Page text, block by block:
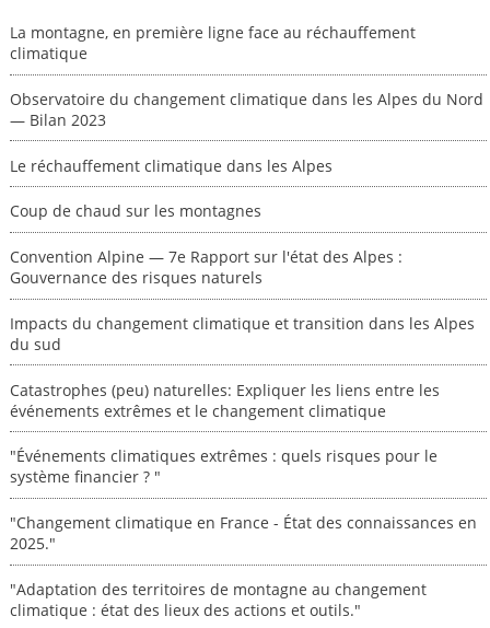
La montagne, en première ligne face au réchauffement
climatique
Observatoire du changement climatique dans les Alpes du Nord
— Bilan 2023
Le réchauffement climatique dans les Alpes
Coup de chaud sur les montagnes
Convention Alpine — 7e Rapport sur l'état des Alpes :
Gouvernance des risques naturels
Impacts du changement climatique et transition dans les Alpes
du sud
Catastrophes (peu) naturelles: Expliquer les liens entre les
événements extrêmes et le changement climatique
"Événements climatiques extrêmes : quels risques pour le
système financier ? "
"Changement climatique en France - État des connaissances en
2025."
"Adaptation des territoires de montagne au changement
climatique : état des lieux des actions et outils."